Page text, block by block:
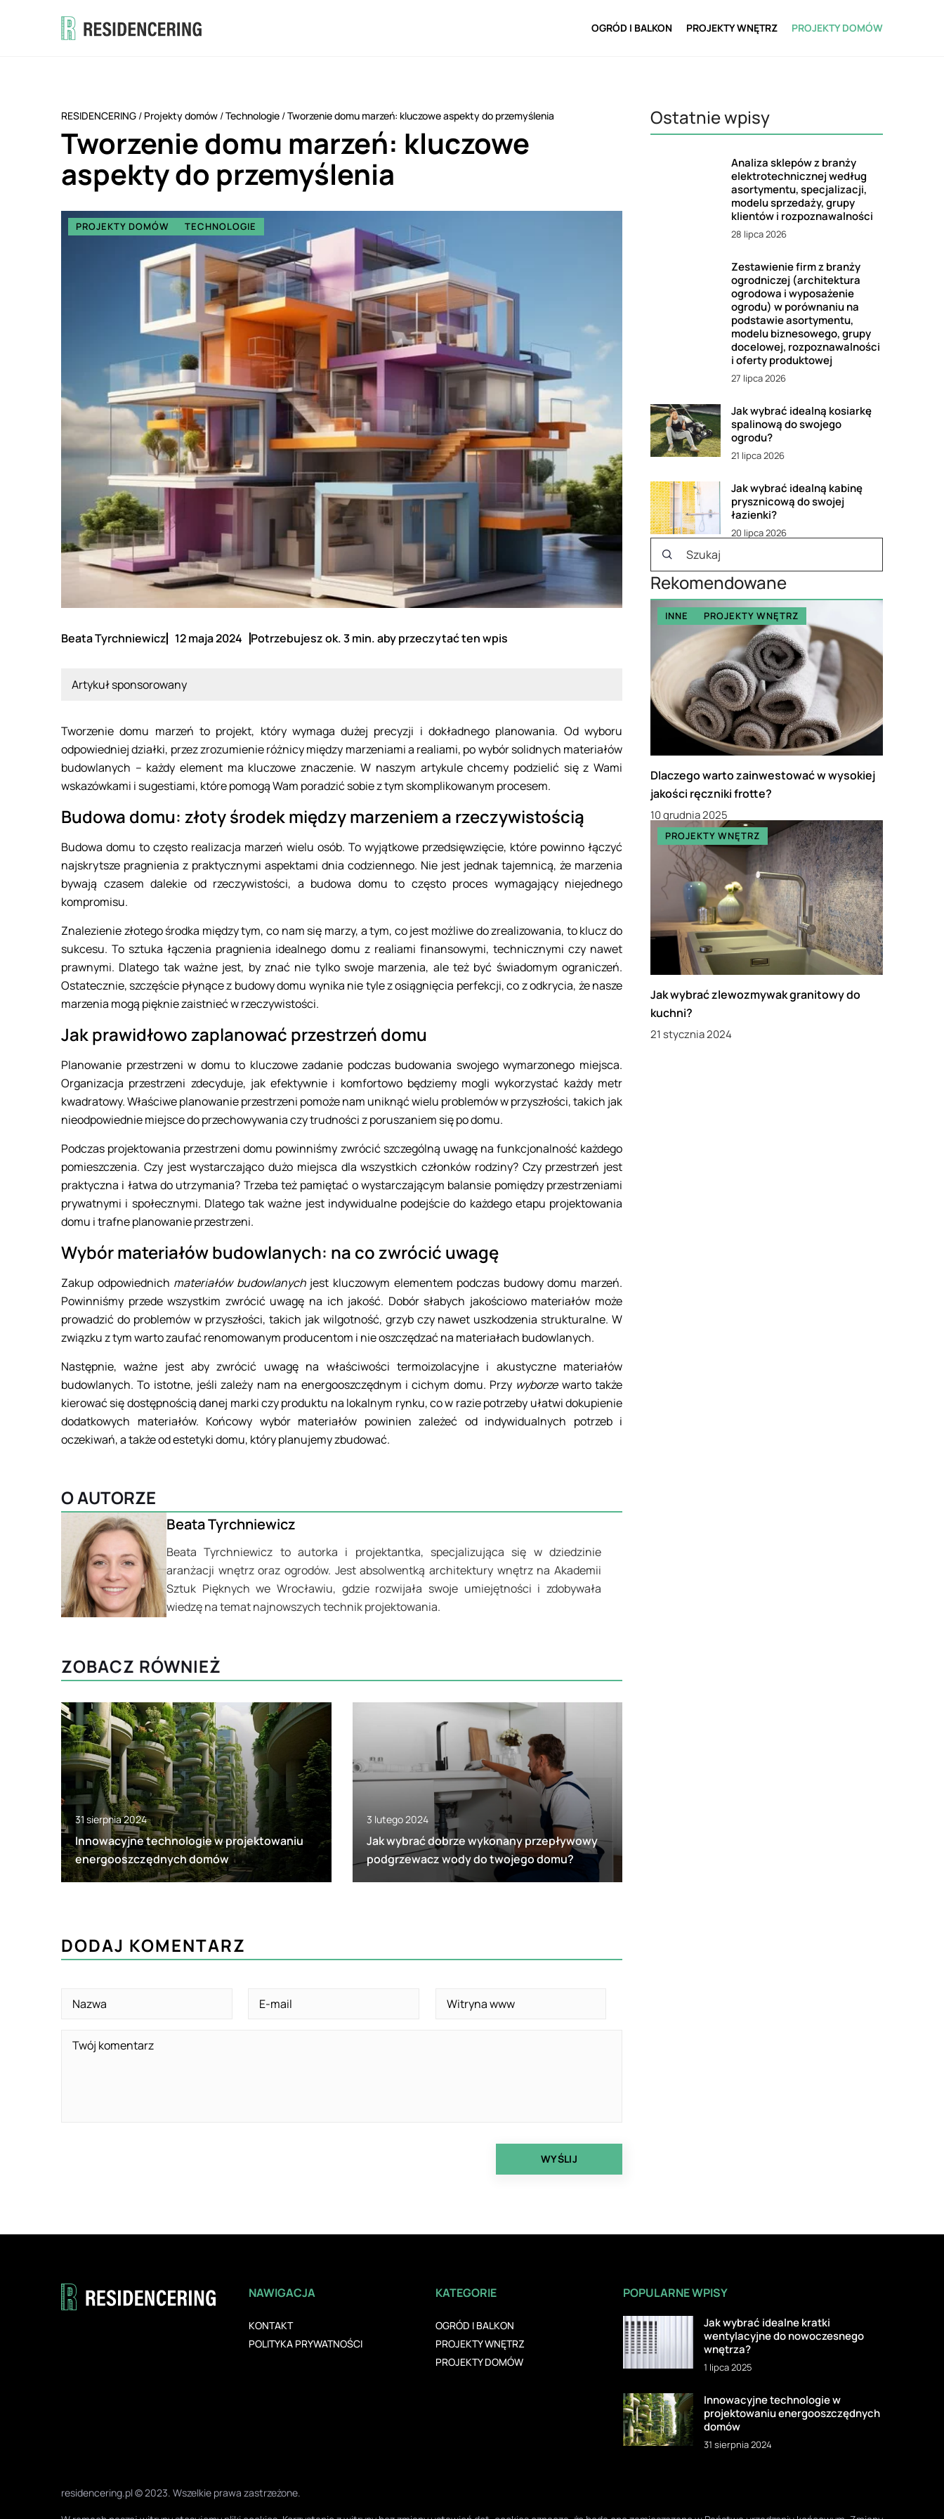
OGRÓD I BALKON PROJEKTY WNĘTRZ PROJEKTY DOMÓW
RESIDENCERING / Projekty domów /Technologie /Tworzenie domu marzeń: kluczowe aspekty do przemyślenia
Tworzenie domu marzeń: kluczowe
aspekty do przemyślenia
PROJEKTY DOMÓW TECHNOLOGIE
Beata Tyrchniewicz 12 maja 2024 Potrzebujesz ok. 3 min. aby przeczytać ten wpis
Artykuł sponsorowany
Tworzenie domu marzeń to projekt, który wymaga dużej precyzji i dokładnego planowania. Od wyboru
odpowiedniej działki, przez zrozumienie różnicy między marzeniami a realiami, po wybór solidnych materiałów
budowlanych – każdy element ma kluczowe znaczenie. W naszym artykule chcemy podzielić się z Wami
wskazówkami i sugestiami, które pomogą Wam poradzić sobie z tym skomplikowanym procesem.
Budowa domu: złoty środek między marzeniem a rzeczywistością
Budowa domu to często realizacja marzeń wielu osób. To wyjątkowe przedsięwzięcie, które powinno łączyć
najskrytsze pragnienia z praktycznymi aspektami dnia codziennego. Nie jest jednak tajemnicą, że marzenia
bywają czasem dalekie od rzeczywistości, a budowa domu to często proces wymagający niejednego
kompromisu.
Znalezienie złotego środka między tym, co nam się marzy, a tym, co jest możliwe do zrealizowania, to klucz do
sukcesu. To sztuka łączenia pragnienia idealnego domu z realiami finansowymi, technicznymi czy nawet
prawnymi. Dlatego tak ważne jest, by znać nie tylko swoje marzenia, ale też być świadomym ograniczeń.
Ostatecznie, szczęście płynące z budowy domu wynika nie tyle z osiągnięcia perfekcji, co z odkrycia, że nasze
marzenia mogą pięknie zaistnieć w rzeczywistości.
Jak prawidłowo zaplanować przestrzeń domu
Planowanie przestrzeni w domu to kluczowe zadanie podczas budowania swojego wymarzonego miejsca.
Organizacja przestrzeni zdecyduje, jak efektywnie i komfortowo będziemy mogli wykorzystać każdy metr
kwadratowy. Właściwe planowanie przestrzeni pomoże nam uniknąć wielu problemów w przyszłości, takich jak
nieodpowiednie miejsce do przechowywania czy trudności z poruszaniem się po domu.
Podczas projektowania przestrzeni domu powinniśmy zwrócić szczególną uwagę na funkcjonalność każdego
pomieszczenia. Czy jest wystarczająco dużo miejsca dla wszystkich członków rodziny? Czy przestrzeń jest
praktyczna i łatwa do utrzymania? Trzeba też pamiętać o wystarczającym balansie pomiędzy przestrzeniami
prywatnymi i społecznymi. Dlatego tak ważne jest indywidualne podejście do każdego etapu projektowania
domu i trafne planowanie przestrzeni.
Wybór materiałów budowlanych: na co zwrócić uwagę
Zakup odpowiednich materiałów budowlanychjest kluczowym elementem podczas budowy domu marzeń.
Powinniśmy przede wszystkim zwrócić uwagę na ich jakość. Dobór słabych jakościowo materiałów może
prowadzić do problemów w przyszłości, takich jak wilgotność, grzyb czy nawet uszkodzenia strukturalne. W
związku z tym warto zaufać renomowanym producentom i nie oszczędzać na materiałach budowlanych.
Następnie, ważne jest aby zwrócić uwagę na właściwości termoizolacyjne i akustyczne materiałów
budowlanych. To istotne, jeśli zależy nam na energooszczędnym i cichym domu. Przy wyborzewarto także
kierować się dostępnością danej marki czy produktu na lokalnym rynku, co w razie potrzeby ułatwi dokupienie
dodatkowych materiałów. Końcowy wybór materiałów powinien zależeć od indywidualnych potrzeb i
oczekiwań, a także od estetyki domu, który planujemy zbudować.
O AUTORZE
Beata Tyrchniewicz
Beata Tyrchniewicz to autorka i projektantka, specjalizująca się w dziedzinie
aranżacji wnętrz oraz ogrodów. Jest absolwentką architektury wnętrz na Akademii
Sztuk Pięknych we Wrocławiu, gdzie rozwijała swoje umiejętności i zdobywała
wiedzę na temat najnowszych technik projektowania.
ZOBACZ RÓWNIEŻ
31 sierpnia 2024
Innowacyjne technologie w projektowaniu
energooszczędnych domów
3 lutego 2024
Jak wybrać dobrze wykonany przepływowy
podgrzewacz wody do twojego domu?
Ostatnie wpisy
Analiza sklepów z branży
elektrotechnicznej według
asortymentu, specjalizacji,
modelu sprzedaży, grupy
klientów i rozpoznawalności
28 lipca 2026
Zestawienie firm z branży
ogrodniczej (architektura
ogrodowa i wyposażenie
ogrodu) w porównaniu na
podstawie asortymentu,
modelu biznesowego, grupy
docelowej, rozpoznawalności
i oferty produktowej
27 lipca 2026
Jak wybrać idealną kosiarkę
spalinową do swojego
ogrodu?
21 lipca 2026
Jak wybrać idealną kabinę
prysznicową do swojej
łazienki?
20 lipca 2026
Rekomendowane
INNE PROJEKTY WNĘTRZ
Dlaczego warto zainwestować w wysokiej
jakości ręczniki frotte?
10 grudnia 2025
PROJEKTY WNĘTRZ
Jak wybrać zlewozmywak granitowy do
kuchni?
21 stycznia 2024
DODAJ KOMENTARZ
NAWIGACJA
KONTAKT
POLITYKA PRYWATNOŚCI
KATEGORIE
OGRÓD I BALKON
PROJEKTY WNĘTRZ
PROJEKTY DOMÓW
POPULARNE WPISY
Jak wybrać idealne kratki
wentylacyjne do nowoczesnego
wnętrza?
1 lipca 2025
Innowacyjne technologie w
projektowaniu energooszczędnych
domów
31 sierpnia 2024
residencering.pl © 2023. Wszelkie prawa zastrzeżone.